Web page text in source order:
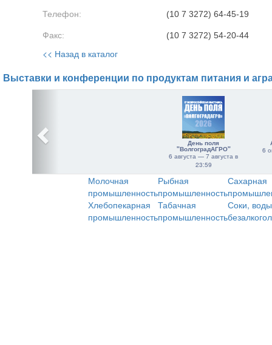
Телефон: (10 7 3272) 64-45-19
Факс: (10 7 3272) 54-20-44
<< Назад в каталог
Выставки и конференции по продуктам питания и
День поля
"ВолгоградАГРО"
6 августа — 7 августа в
23:59
6
Молочная
промышленность
Рыбная
промышленность
Сахарная
Хлебопекарная
промышленность
Табачная
промышленность
Соки,